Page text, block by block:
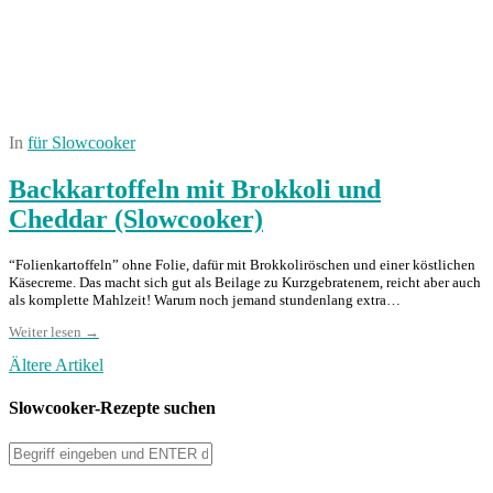
In für Slowcooker
Backkartoffeln mit Brokkoli und
Cheddar (Slowcooker)
“Folienkartoffeln” ohne Folie, dafür mit Brokkoliröschen und einer köstlichen
Käsecreme. Das macht sich gut als Beilage zu Kurzgebratenem, reicht aber auch
als komplette Mahlzeit! Warum noch jemand stundenlang extra…
Weiter lesen →
Ältere Artikel
Slowcooker-Rezepte suchen